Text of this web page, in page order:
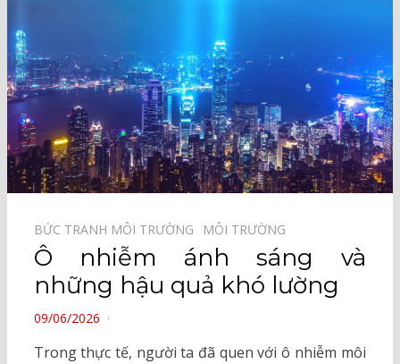
BỨC TRANH MÔI TRƯỜNG⠀ MÔI TRƯỜNG⠀
Ô nhiễm ánh sáng và
những hậu quả khó lường
POSTED
09/06/2026
Trong thực tế, người ta đã quen với ô nhiễm môi